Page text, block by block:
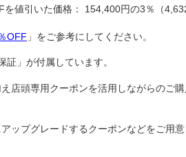
値引いた価格： 154,400円の3％（
OFF 」をご参考にしてください。
」が付属しています。
店頭専用クーポンを活用しながらのご
ップグレードするクーポンなどをご用